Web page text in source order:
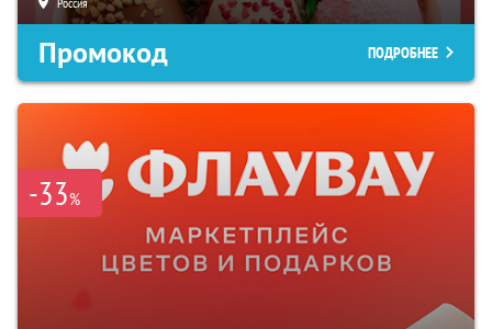
Промокод ПОДРОБНЕЕ
-33%